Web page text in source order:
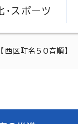
・スポーツ
西区町名50音順】